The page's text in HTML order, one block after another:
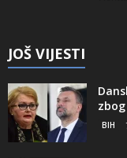
JOŠ VIJESTI
BIH